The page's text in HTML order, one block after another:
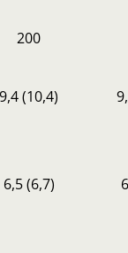
200
9,4 (10,4)
6,5 (6,7)